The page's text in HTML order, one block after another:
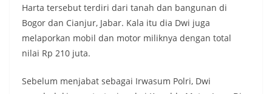
Harta tersebut terdiri dari tanah dan bangunan di
Bogor dan Cianjur, Jabar. Kala itu dia Dwi juga
melaporkan mobil dan motor miliknya dengan total
nilai Rp 210 juta.
Sebelum menjabat sebagai Irwasum Polri, Dwi